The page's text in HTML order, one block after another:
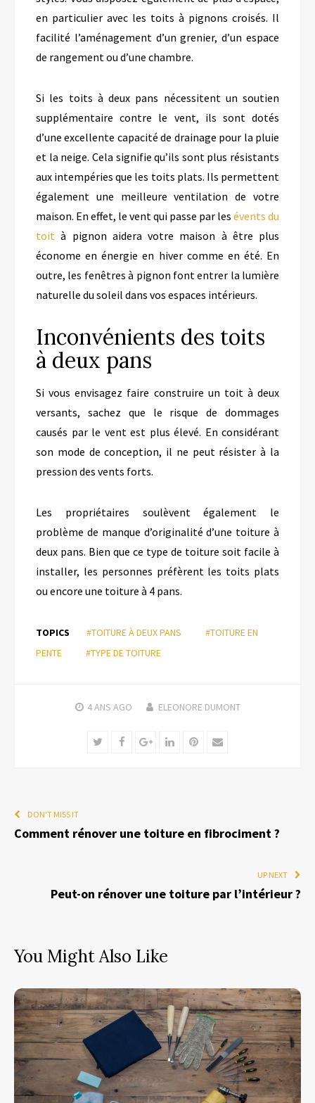
en particulier avec les toits à pignons croisés. Il
facilité l’aménagement d’un grenier, d’un espace
de rangement ou d’une chambre.
Si les toits à deux pans nécessitent un soutien
supplémentaire contre le vent, ils sont dotés
d’une excellente capacité de drainage pour la pluie
et la neige. Cela signifie qu’ils sont plus résistants
aux intempéries que les toits plats. Ils permettent
également une meilleure ventilation de votre
maison. En effet, le vent qui passe par les évents du
toit à pignon aidera votre maison à être plus
économe en énergie en hiver comme en été. En
outre, les fenêtres à pignon font entrer la lumière
naturelle du soleil dans vos espaces intérieurs.
Inconvénients des toits
à deux pans
Si vous envisagez faire construire un toit à deux
versants, sachez que le risque de dommages
causés par le vent est plus élevé. En considérant
son mode de conception, il ne peut résister à la
pression des vents forts.
Les propriétaires soulèvent également le
problème de manque d’originalité d’une toiture à
deux pans. Bien que ce type de toiture soit facile à
installer, les personnes préfèrent les toits plats
ou encore une toiture à 4 pans.
TOPICS #TOITURE À DEUX PANS
#TOITURE EN
PENTE
#TYPE DE TOITURE
4 ANS AGO ELEONORE DUMONT
TwitterFacebookGoogle+LinkedInPinterest
Email
DON'T MISS IT
Comment rénover une toiture en fibrociment ?
UP NEXT
Peut-on rénover une toiture par l’intérieur ?
You Might Also Like